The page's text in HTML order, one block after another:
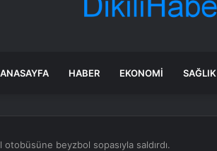
ANASAYFA HABER EKONOMI SAĞLIK
otobüsüne beyzbol sopasıyla saldırdı.